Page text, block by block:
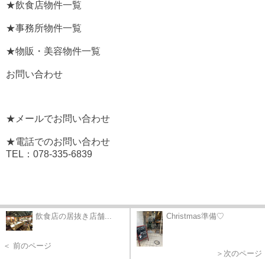
★飲食店物件一覧
★事務所物件一覧
★物販・美容物件一覧
お問い合わせ
★メールでお問い合わせ
★電話でのお問い合わせ
TEL：078-335-6839
飲食店の居抜き店舗...
＜ 前のページ
Christmas準備♡
＞次のページ